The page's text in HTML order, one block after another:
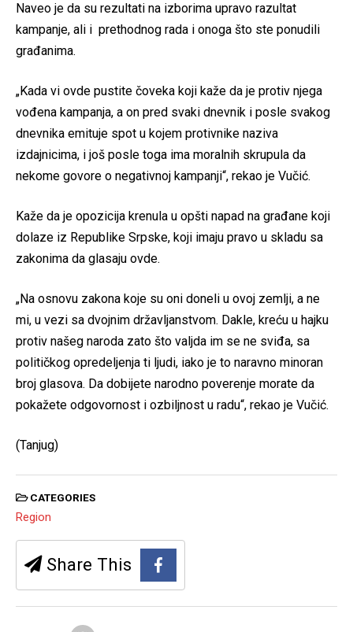
Naveo je da su rezultati na izborima upravo razultat
kampanje, ali i prethodnog rada i onoga što ste ponudili
građanima.
„Kada vi ovde pustite čoveka koji kaže da je protiv njega
vođena kampanja, a on pred svaki dnevnik i posle svakog
dnevnika emituje spot u kojem protivnike naziva
izdajnicima, i još posle toga ima moralnih skrupula da
nekome govore o negativnoj kampanji“, rekao je Vučić.
Kaže da je opozicija krenula u opšti napad na građane koji
dolaze iz Republike Srpske, koji imaju pravo u skladu sa
zakonima da glasaju ovde.
„Na osnovu zakona koje su oni doneli u ovoj zemlji, a ne
mi, u vezi sa dvojnim državljanstvom. Dakle, kreću u hajku
protiv našeg naroda zato što valjda im se ne sviđa, sa
političkog opredeljenja ti ljudi, iako je to naravno minoran
broj glasova. Da dobijete narodno poverenje morate da
pokažete odgovornost i ozbiljnost u radu“, rekao je Vučić.
(Tanjug)
CATEGORIES
Region
Share This